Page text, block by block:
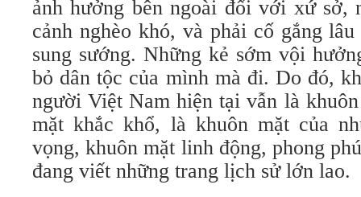
ảnh hưởng bên ngoài đối với xứ sở,
cảnh nghèo khó, và phải cố gắng
sung sướng. Những kẻ sớm vội
bỏ dân tộc của mình mà đi. Do đó,
người Việt Nam hiện tại vẫn là
mặt khắc khổ, là khuôn mặt của
vọng, khuôn mặt linh động, phong
đang viết những trang lịch sử lớn lao.